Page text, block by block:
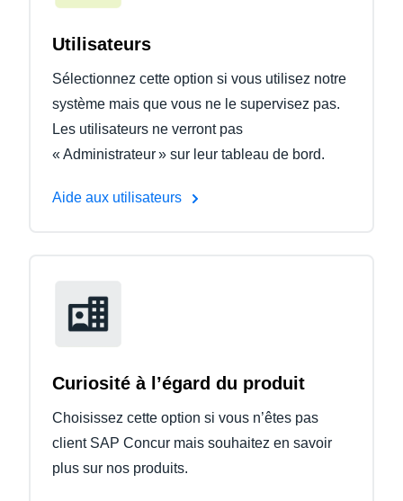
Utilisateurs
Sélectionnez cette option si vous utilisez notre
système mais que vous ne le supervisez pas.
Les utilisateurs ne verront pas
« Administrateur » sur leur tableau de bord.
Aide aux utilisateurs
Curiosité à l’égard du produit
Choisissez cette option si vous n’êtes pas
client SAP Concur mais souhaitez en savoir
plus sur nos produits.